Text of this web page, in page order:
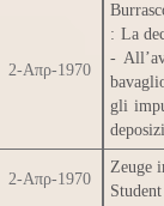
2-Απρ-1970
: La
-
gli
2-Απρ-1970
Zeuge